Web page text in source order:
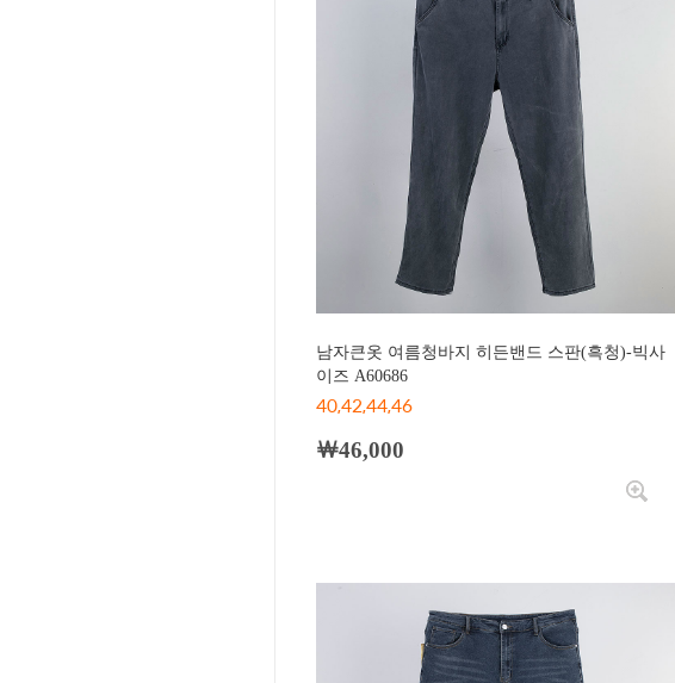
남자큰옷 여름청바지 히든밴드 스판(흑청)-빅사
이즈 A60686
40,42,44,46
￦46,000